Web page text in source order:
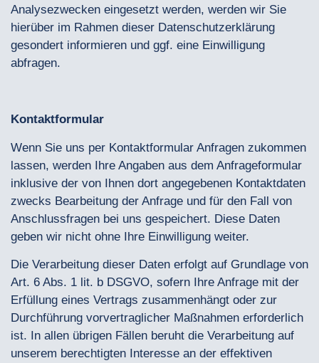
Analysezwecken eingesetzt werden, werden wir Sie
hierüber im Rahmen dieser Datenschutzerklärung
gesondert informieren und ggf. eine Einwilligung
abfragen.
Kontaktformular
Wenn Sie uns per Kontaktformular Anfragen zukommen
lassen, werden Ihre Angaben aus dem Anfrageformular
inklusive der von Ihnen dort angegebenen Kontaktdaten
zwecks Bearbeitung der Anfrage und für den Fall von
Anschlussfragen bei uns gespeichert. Diese Daten
geben wir nicht ohne Ihre Einwilligung weiter.
Die Verarbeitung dieser Daten erfolgt auf Grundlage von
Art. 6 Abs. 1 lit. b DSGVO, sofern Ihre Anfrage mit der
Erfüllung eines Vertrags zusammenhängt oder zur
Durchführung vorvertraglicher Maßnahmen erforderlich
ist. In allen übrigen Fällen beruht die Verarbeitung auf
unserem berechtigten Interesse an der effektiven